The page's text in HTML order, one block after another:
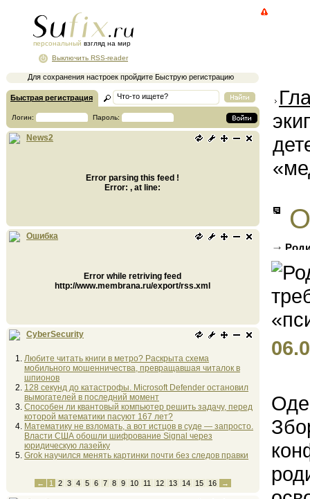
персональный взгляд на мир
Для сохранения настроек пройдите Быструю регистрацию
Выключить RSS-reader
Быстрая регистрация
Логин: Пароль:
News2
Error parsing this feed !
Error: , at line:
Ошибка
Error while retriving feed
http://www.membrana.ru/export/rss.xml
CyberSecurity
Любите читать книги в метро? Раскрыта схема
мобильного мошенничества, превращавшая читалок в
шпионов
128 секунд до катастрофы. Microsoft Defender остановил
вымогателей в последний момент
Способен ли квантовый компьютер решить задачу, перед
которой математики пасуют 167 лет?
Математику не взломать, а вот истцов в суде — запросто.
Власти США обошли шифрование Signal через
юридическую лазейку
Grok научился менять картинки почти без следов правки
← 1 2 3 4 5 6 7 8 9 10 11 12 13 14 15 16 →